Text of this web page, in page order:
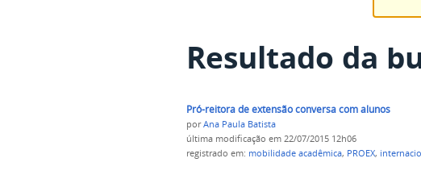
Resultado da
Pró-reitora de extensão conversa com alunos
porAna Paula Batista
última modificação em 22/07/2015 12h06
registrado em: mobilidade acadêmica, PROEX,